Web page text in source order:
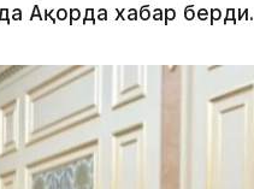
Ақорда хабар берди.